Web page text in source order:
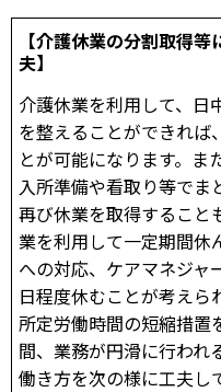
【介護休業の分割取得
夫】
介護休業を利用して、日
を整えることができれば
とが可能になります。ま
入所準備や看取り等でま
再び休業を取得すること
業を利用して一定期間休
への対応、ケアマネジャ
日程度休むことが考えら
所定労働時間の短縮措置
間、業務が円滑に行われ
働き方を次の様に工夫し